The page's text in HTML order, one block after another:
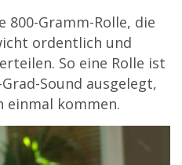
Gramm-Rolle, die
ordentlich und
So eine Rolle ist
Sound ausgelegt,
einmal kommen.